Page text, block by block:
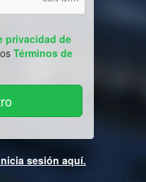
privacidad de
Términos de
sesión aquí.